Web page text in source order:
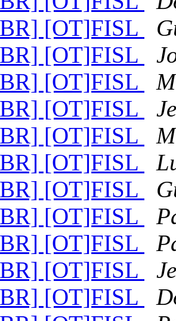
[OT]FISL
[OT]FISL
[OT]FISL
[OT]FISL
[OT]FISL
[OT]FISL
[OT]FISL
[OT]FISL
[OT]FISL
[OT]FISL
[OT]FISL